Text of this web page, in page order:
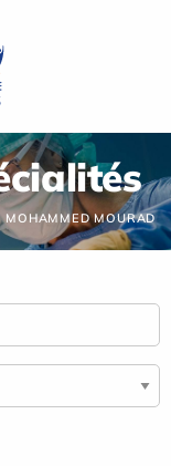
MOHAMMED MOURAD